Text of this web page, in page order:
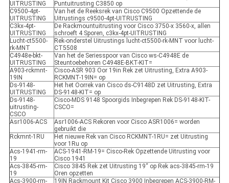
UITRUSTING
Puntuitrusting C3850 op
C9500-4pt-
UITRUSTING
Van het de Reeksrek van Cisco C9500 Opzettende de
Uitrustings c9500-4pt-UITRUSTING
C3kx-4pt-
UITRUSTING
De Rackmountuitrusting voor Cisco 3750-x 3560-x, allen
schroeft 4 Sporen, c3kx-4pt-UITRUSTING
Lucht-ct5500-
rk-MNT
Rek-onderstel Uitrustings lucht-ct5500-rk-MNT voor lucht-
CT5508
C4948e-bkt-
UITRUSTING
Van het de Seriesspoor van Cisco ws-C4948E de
Steuntoebehoren C4948E-BKT-KIT=
A903-rckmnt-
19IN
Cisco-ASR 903 Oor 19in Rek zet Uitrusting, Extra A903-
RCKMNT-19IN= op
Ds-9148-
UITRUSTING
Het het Oorrek van Cisco ds-C9148D zet Uitrusting, Extra
DS-9148-KIT= op
Ds-9148-
uitrusting-
CSCO
Cisco-MDS 9148 Spoorgids Inbegrepen Rek DS-9148-KIT-
CSCO=
Asr1006-ACS
Asr1006-ACS Rekoren voor Cisco ASR1006= worden
gebruikt die
Rckmnt-1RU
Het nieuwe Rek van Cisco RCKMNT-1RU= zet Uitrusting
voor 1Ru op
Acs-1941-rm-
19
ACS-1941-RM-19= Cisco-Rek Opzettende Uitrusting voor
Cisco 1941
Acs-3845-rm-
19
Cisco 3845 Rek zet Uitrusting 19“ op Rek acs-3845-rm-19
Oren opzetten
Acs-3900-rm-
19IN Rackmount Kit Cisco 3900 Inbegrepen ACS-3900-RM-